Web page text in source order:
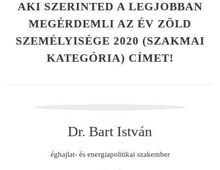
AKI SZERINTED A LEGJOBBAN
MEGÉRDEMLI AZ ÉV ZÖLD
SZEMÉLYISÉGE 2020 (SZAKMAI
KATEGÓRIA) CÍMET!
Dr. Bart István
éghajlat- és energiapolitikai szakember